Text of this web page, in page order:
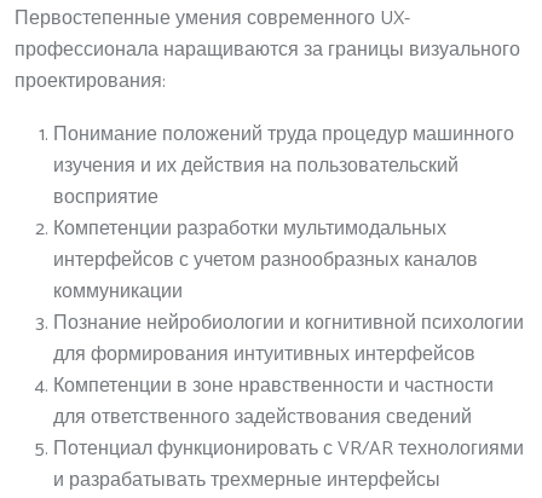
Первостепенные умения современного UX-
профессионала наращиваются за границы визуального
проектирования:
Понимание положений труда процедур машинного
изучения и их действия на пользовательский
восприятие
Компетенции разработки мультимодальных
интерфейсов с учетом разнообразных каналов
коммуникации
Познание нейробиологии и когнитивной психологии
для формирования интуитивных интерфейсов
Компетенции в зоне нравственности и частности
для ответственного задействования сведений
Потенциал функционировать с VR/AR технологиями
и разрабатывать трехмерные интерфейсы